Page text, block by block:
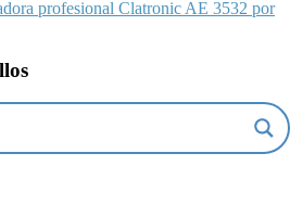
profesional Clatronic AE 3532 por